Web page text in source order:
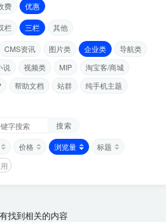
费 优惠
栏 三栏 其他
CMS资讯 图片类 企业类
导航类
说 视频类 MIP
淘宝客/商城
帮助文档 站群
纯手机主题
搜索
价格 浏览量
标题
找到相关的内容